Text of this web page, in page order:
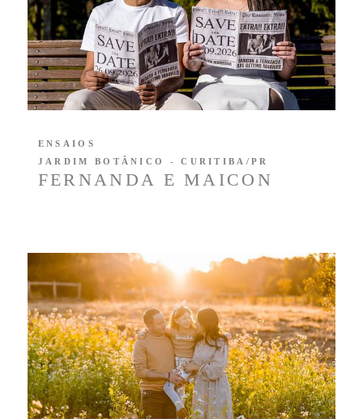
FERNANDA E MAICON
ENSAIOS
JARDIM BOTÂNICO - CURITIBA/PR